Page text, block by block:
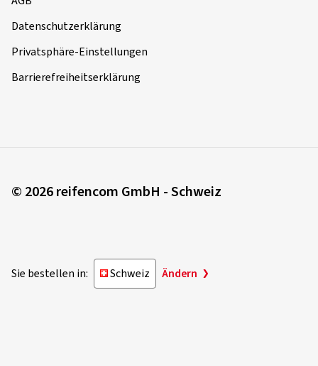
Datenschutzerklärung
Privatsphäre-Einstellungen
Barrierefreiheitserklärung
© 2026 reifencom GmbH - Schweiz
Sie bestellen in: Schweiz Ändern